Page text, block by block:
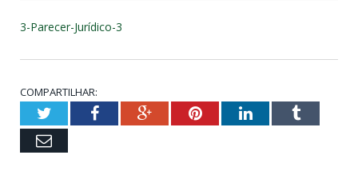
3-Parecer-Jurídico-3
COMPARTILHAR:
TwitterFacebookGoogle+PinterestLinkedInTumblr
Email